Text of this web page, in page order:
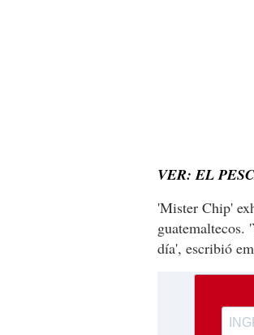
VER: EL
'Mister Chip'
guatemaltecos.
día', escribió